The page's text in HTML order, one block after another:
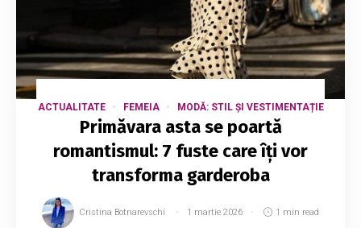
ACTUALITATE FEMEIA MODĂ: STIL ȘI VESTIMENTAȚIE
Primăvara asta se poartă
romantismul: 7 fuste care îți vor
transforma garderoba
Cristina Botnarevschi 1 martie 2026 1 min read